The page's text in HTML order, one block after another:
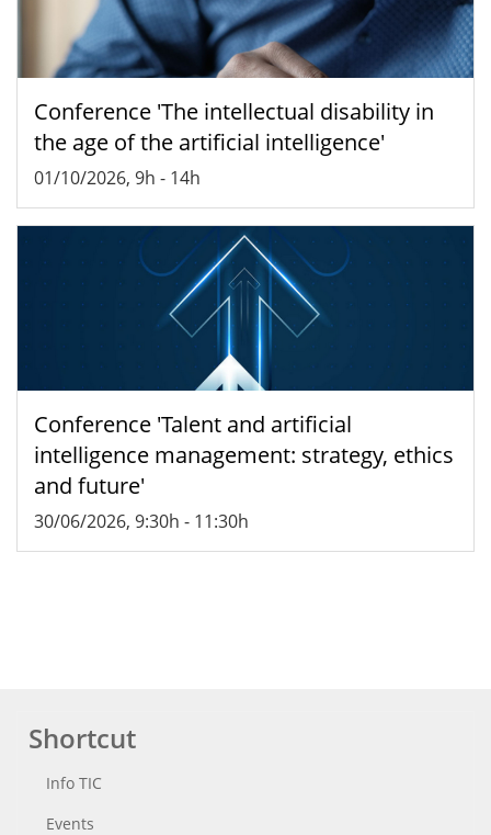
Conference 'The intellectual disability in
the age of the artificial intelligence'
01/10/2026, 9h - 14h
Conference 'Talent and artificial
intelligence management: strategy, ethics
and future'
30/06/2026, 9:30h - 11:30h
Shortcut
Info TIC
Events